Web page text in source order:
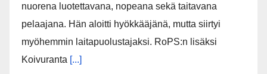
nuorena luotettavana, nopeana sekä taitavana
pelaajana. Hän aloitti hyökkääjänä, mutta siirtyi
myöhemmin laitapuolustajaksi. RoPS:n lisäksi
Koivuranta [...]